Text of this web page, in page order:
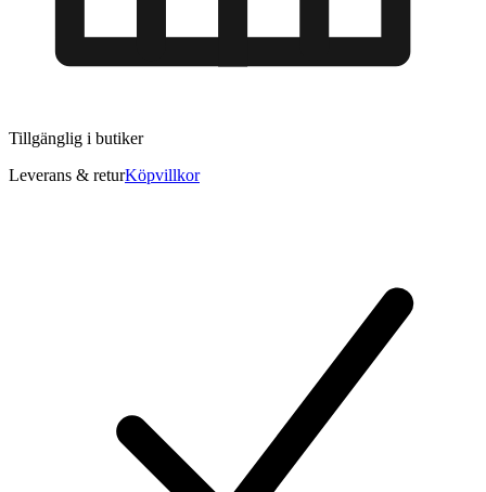
Tillgänglig i butiker
Leverans & returKöpvillkor